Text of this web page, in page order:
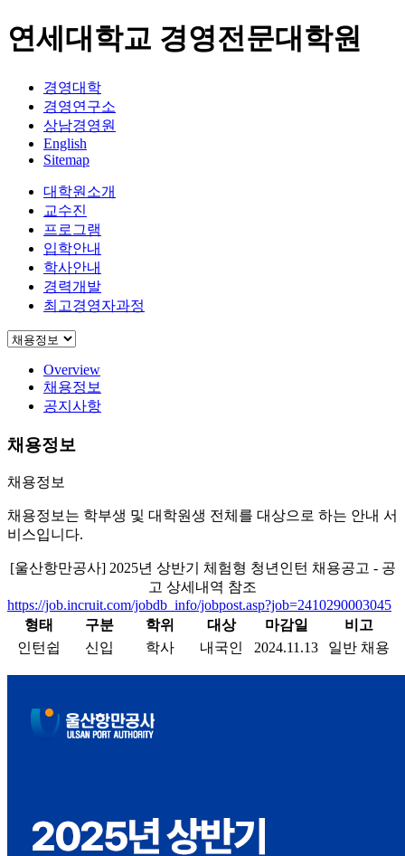
연세대학교 경영전문대학원
경영대학
경영연구소
상남경영원
English
Sitemap
대학원소개
교수진
프로그램
입학안내
학사안내
경력개발
최고경영자과정
Overview
채용정보
공지사항
채용정보
채용정보
채용정보는 학부생 및 대학원생 전체를 대상으로 하는 안내 서
비스입니다.
[울산항만공사] 2025년 상반기 체험형 청년인턴 채용공고 - 공
고 상세내역 참조
https://job.incruit.com/jobdb_info/jobpost.asp?job=2410290003045
형태
구분 학위 대상 마감일
비고
인턴쉽
신입 학사 내국인 2024.11.13 일반 채용